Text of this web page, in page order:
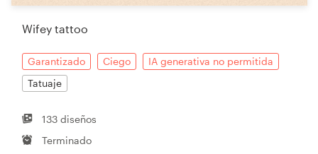
Wifey tattoo
Garantizado Ciego
IA generativa no permitida
Tatuaje
133 diseños
Terminado